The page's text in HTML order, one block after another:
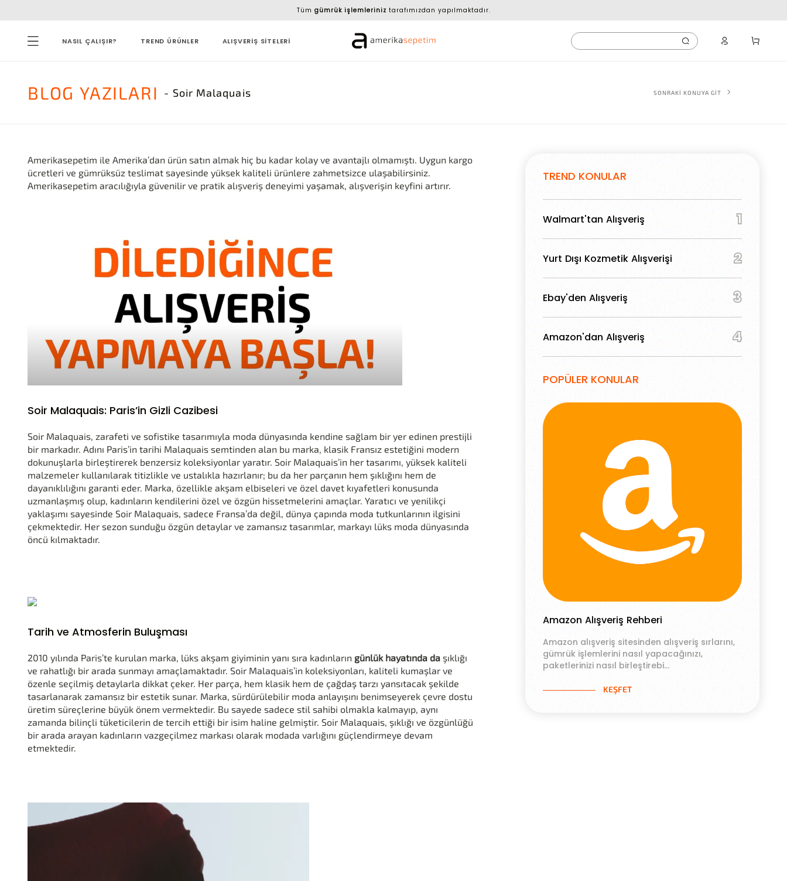
Tüm gümrük işlemleriniz tarafımızdan yapılmaktadır.
NASIL ÇALIŞIR? TREND ÜRÜNLER ALIŞVERİŞ SİTELERİ
BLOG YAZILARI - Soir Malaquais SONRAKİ KONUYA GİT
Amerikasepetim ile Amerika’dan ürün satın almak hiç bu kadar kolay ve avantajlı olmamıştı. Uygun kargo
ücretleri ve gümrüksüz teslimat sayesinde yüksek kaliteli ürünlere zahmetsizce ulaşabilirsiniz.
Amerikasepetim aracılığıyla güvenilir ve pratik alışveriş deneyimi yaşamak, alışverişin keyfini artırır.
Soir Malaquais: Paris’in Gizli Cazibesi
Soir Malaquais, zarafeti ve sofistike tasarımıyla moda dünyasında kendine sağlam bir yer edinen prestijli
bir markadır. Adını Paris’in tarihi Malaquais semtinden alan bu marka, klasik Fransız estetiğini modern
dokunuşlarla birleştirerek benzersiz koleksiyonlar yaratır. Soir Malaquais’in her tasarımı, yüksek kaliteli
malzemeler kullanılarak titizlikle ve ustalıkla hazırlanır; bu da her parçanın hem şıklığını hem de
dayanıklılığını garanti eder. Marka, özellikle akşam elbiseleri ve özel davet kıyafetleri konusunda
uzmanlaşmış olup, kadınların kendilerini özel ve özgün hissetmelerini amaçlar. Yaratıcı ve yenilikçi
yaklaşımı sayesinde Soir Malaquais, sadece Fransa’da değil, dünya çapında moda tutkunlarının ilgisini
çekmektedir. Her sezon sunduğu özgün detaylar ve zamansız tasarımlar, markayı lüks moda dünyasında
öncü kılmaktadır.
Tarih ve Atmosferin Buluşması
2010 yılında Paris’te kurulan marka, lüks akşam giyiminin yanı sıra kadınların günlük hayatında da şıklığı
ve rahatlığı bir arada sunmayı amaçlamaktadır. Soir Malaquais’in koleksiyonları, kaliteli kumaşlar ve
özenle seçilmiş detaylarla dikkat çeker. Her parça, hem klasik hem de çağdaş tarzı yansıtacak şekilde
tasarlanarak zamansız bir estetik sunar. Marka, sürdürülebilir moda anlayışını benimseyerek çevre dostu
üretim süreçlerine büyük önem vermektedir. Bu sayede sadece stil sahibi olmakla kalmayıp, aynı
zamanda bilinçli tüketicilerin de tercih ettiği bir isim haline gelmiştir. Soir Malaquais, şıklığı ve özgünlüğü
bir arada arayan kadınların vazgeçilmez markası olarak modada varlığını güçlendirmeye devam
etmektedir.
TREND KONULAR
Walmart'tan Alışveriş 1
Yurt Dışı Kozmetik Alışverişi 2
Ebay'den Alışveriş 3
Amazon'dan Alışveriş 4
POPÜLER KONULAR
Amazon Alışveriş Rehberi
Amazon alışveriş sitesinden alışveriş sırlarını,
gümrük işlemlerini nasıl yapacağınızı,
paketlerinizi nasıl birleştirebi...
KEŞFET